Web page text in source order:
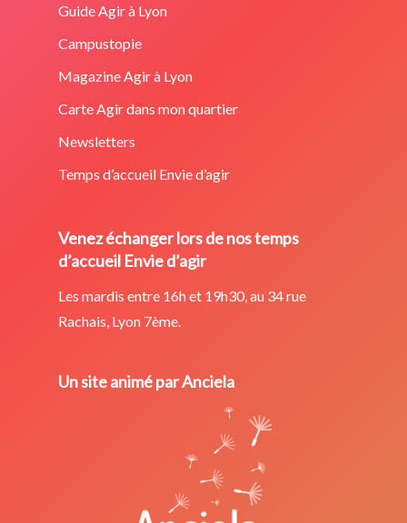
Guide Agir à Lyon
Campustopie
Magazine Agir à Lyon
Carte Agir dans mon quartier
Newsletters
Temps d’accueil Envie d’agir
Venez échanger lors de nos temps
d’accueil Envie d’agir
Les mardis entre 16h et 19h30, au 34 rue
Rachais, Lyon 7ème.
Un site animé par Anciela